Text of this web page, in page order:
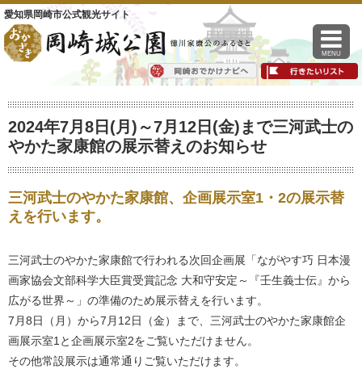
愛知県岡崎市公式観光サイト
MENU
2024年7月8日(月)～7月12日(金)まで三河武士の
やかた家康館の展示替えのお知らせ
三河武士のやかた家康館、企画展示室1・2の展示替
えを行います。
三河武士のやかた家康館で行われる次回企画展「ながやす巧 日本漫
画家協会文部科学大臣賞受賞記念 大和守安定～『壬生義士伝』から
広がる世界～」の準備のため展示替えを行います。
7月8日（月）から7月12日（金）まで、三河武士のやかた家康館企
画展示室1と企画展示室2をご覧いただけません。
その他常設展示は通常通りご覧いただけます。